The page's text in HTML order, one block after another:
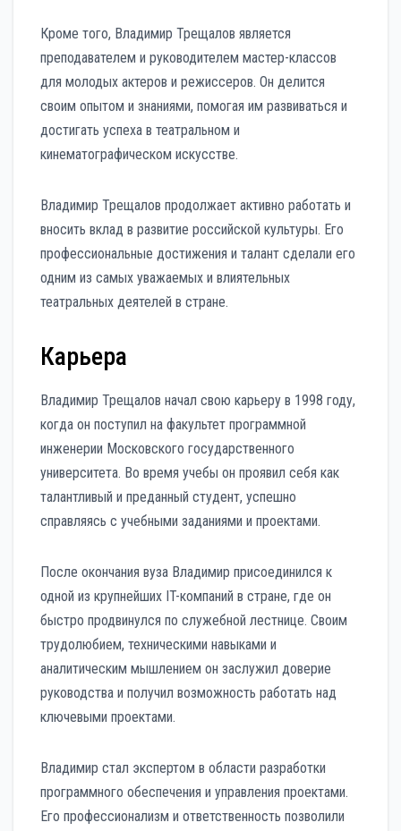
Кроме того, Владимир Трещалов является
преподавателем и руководителем мастер-классов
для молодых актеров и режиссеров. Он делится
своим опытом и знаниями, помогая им развиваться и
достигать успеха в театральном и
кинематографическом искусстве.
Владимир Трещалов продолжает активно работать и
вносить вклад в развитие российской культуры. Его
профессиональные достижения и талант сделали его
одним из самых уважаемых и влиятельных
театральных деятелей в стране.
Карьера
Владимир Трещалов начал свою карьеру в 1998 году,
когда он поступил на факультет программной
инженерии Московского государственного
университета. Во время учебы он проявил себя как
талантливый и преданный студент, успешно
справляясь с учебными заданиями и проектами.
После окончания вуза Владимир присоединился к
одной из крупнейших IT-компаний в стране, где он
быстро продвинулся по служебной лестнице. Своим
трудолюбием, техническими навыками и
аналитическим мышлением он заслужил доверие
руководства и получил возможность работать над
ключевыми проектами.
Владимир стал экспертом в области разработки
программного обеспечения и управления проектами.
Его профессионализм и ответственность позволили